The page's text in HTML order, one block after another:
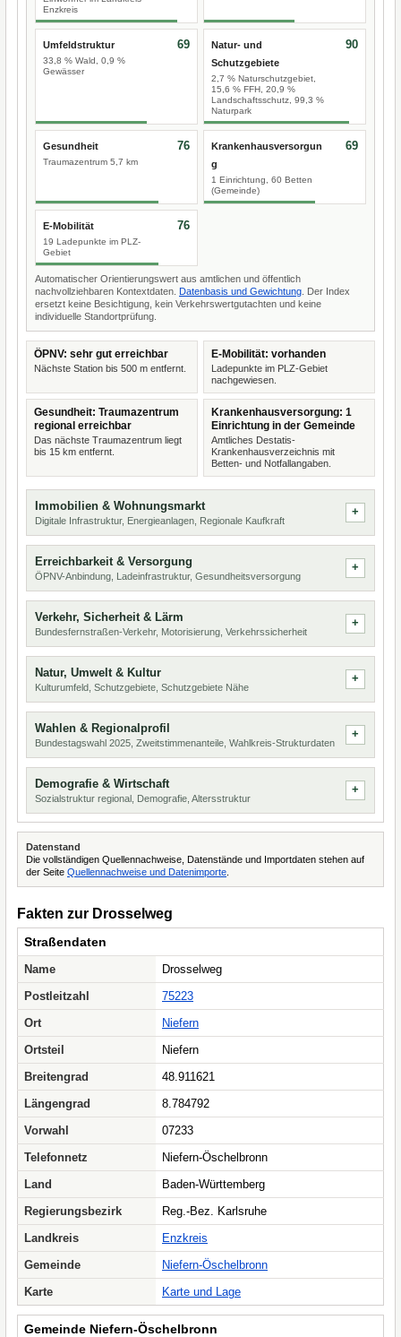
Enzkreis
Umfeldstruktur
33,8 % Wald, 0,9 %
Gewässer
69
Natur- und
Schutzgebiete
2,7 % Naturschutzgebiet,
15,6 % FFH, 20,9 %
Landschaftsschutz, 99,3 %
Naturpark
90
Gesundheit
Traumazentrum 5,7 km
76
Krankenhausversorgun
g
1 Einrichtung, 60 Betten
(Gemeinde)
69
E-Mobilität
19 Ladepunkte im PLZ-
Gebiet
76
Automatischer Orientierungswert aus amtlichen und öffentlich
nachvollziehbaren Kontextdaten. Datenbasis und Gewichtung . Der Index
ersetzt keine Besichtigung, kein Verkehrswertgutachten und keine
individuelle Standortprüfung.
ÖPNV: sehr gut erreichbar
Nächste Station bis 500 m entfernt.
E-Mobilität: vorhanden
Ladepunkte im PLZ-Gebiet
nachgewiesen.
Gesundheit: Traumazentrum
regional erreichbar
Das nächste Traumazentrum liegt
bis 15 km entfernt.
Krankenhausversorgung: 1
Einrichtung in der Gemeinde
Amtliches Destatis-
Krankenhausverzeichnis mit
Betten- und Notfallangaben.
Immobilien & Wohnungsmarkt
Digitale Infrastruktur, Energieanlagen, Regionale Kaufkraft
Erreichbarkeit & Versorgung
ÖPNV-Anbindung, Ladeinfrastruktur, Gesundheitsversorgung
Verkehr, Sicherheit & Lärm
Bundesfernstraßen-Verkehr, Motorisierung, Verkehrssicherheit
Natur, Umwelt & Kultur
Kulturumfeld, Schutzgebiete, Schutzgebiete Nähe
Wahlen & Regionalprofil
Bundestagswahl 2025, Zweitstimmenanteile, Wahlkreis-Strukturdaten
Demografie & Wirtschaft
Sozialstruktur regional, Demografie, Altersstruktur
Datenstand
Die vollständigen Quellennachweise, Datenstände und Importdaten stehen auf
der Seite Quellennachweise und Datenimporte
Fakten zur Drosselweg
Straßendaten
Name
Drosselweg
Postleitzahl
75223
Ort
Niefern
Ortsteil
Niefern
Breitengrad
48.911621
Längengrad
8.784792
Vorwahl
07233
Telefonnetz
Niefern-Öschelbronn
Land
Baden-Württemberg
Regierungsbezirk
Reg.-Bez. Karlsruhe
Landkreis
Enzkreis
Gemeinde
Niefern-Öschelbronn
Karte
Karte und Lage
Gemeinde Niefern-Öschelbronn